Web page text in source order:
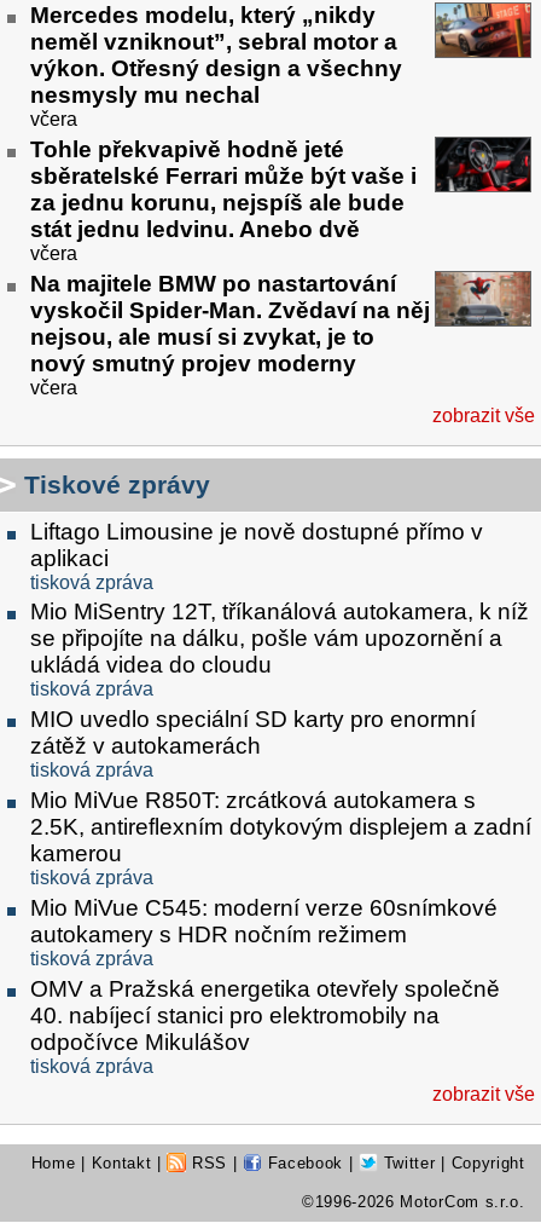
Mercedes modelu, který „nikdy
neměl vzniknout”, sebral motor a
výkon. Otřesný design a všechny
nesmysly mu nechal
včera
Tohle překvapivě hodně jeté
sběratelské Ferrari může být vaše i
za jednu korunu, nejspíš ale bude
stát jednu ledvinu. Anebo dvě
včera
Na majitele BMW po nastartování
vyskočil Spider-Man. Zvědaví na něj
nejsou, ale musí si zvykat, je to
nový smutný projev moderny
včera
zobrazit vše
Tiskové zprávy
Liftago Limousine je nově dostupné přímo v
aplikaci
tisková zpráva
Mio MiSentry 12T, tříkanálová autokamera, k níž
se připojíte na dálku, pošle vám upozornění a
ukládá videa do cloudu
tisková zpráva
MIO uvedlo speciální SD karty pro enormní
zátěž v autokamerách
tisková zpráva
Mio MiVue R850T: zrcátková autokamera s
2.5K, antireflexním dotykovým displejem a zadní
kamerou
tisková zpráva
Mio MiVue C545: moderní verze 60snímkové
autokamery s HDR nočním režimem
tisková zpráva
OMV a Pražská energetika otevřely společně
40. nabíjecí stanici pro elektromobily na
odpočívce Mikulášov
tisková zpráva
zobrazit vše
Home | Kontakt | RSS | Facebook | Twitter | Copyright
©1996-2026 MotorCom s.r.o.